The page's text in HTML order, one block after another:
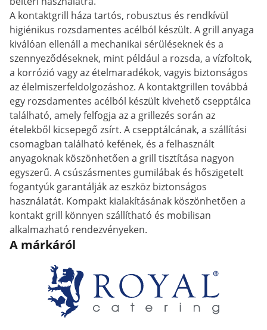
A kontaktgrill háza tartós, robusztus és rendkívül
higiénikus rozsdamentes acélból készült. A grill anyaga
kiválóan ellenáll a mechanikai sérüléseknek és a
szennyeződéseknek, mint például a rozsda, a vízfoltok,
a korrózió vagy az ételmaradékok, vagyis biztonságos
az élelmiszerfeldolgozáshoz. A kontaktgrillen továbbá
egy rozsdamentes acélból készült kivehető csepptálca
található, amely felfogja az a grillezés során az
ételekből kicsepegő zsírt. A csepptálcának, a szállítási
csomagban található kefének, és a felhasznált
anyagoknak köszönhetően a grill tisztítása nagyon
egyszerű. A csúszásmentes gumilábak és hőszigetelt
fogantyúk garantálják az eszköz biztonságos
használatát. Kompakt kialakításának köszönhetően a
kontakt grill könnyen szállítható és mobilisan
alkalmazható rendezvényeken.
A márkáról